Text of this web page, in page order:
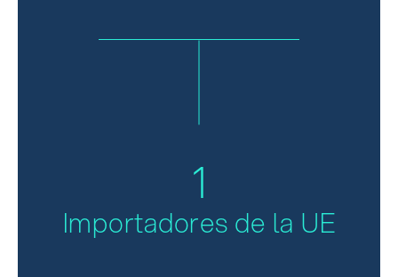
1
Importadores de la UE